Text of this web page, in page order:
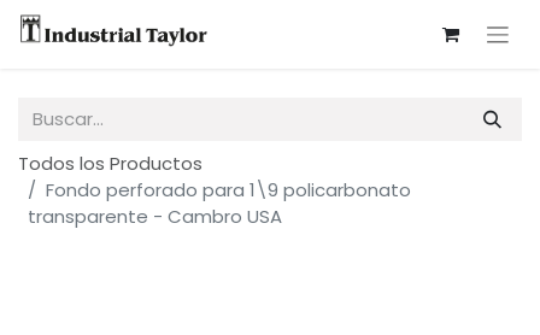
Todos los Productos
Fondo perforado para 1\9 policarbonato
transparente - Cambro USA